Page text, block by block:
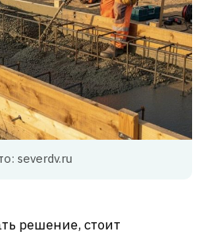
severdv.ru
решение, стоит